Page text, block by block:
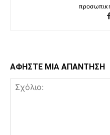
ΑΦΗΣΤΕ ΜΙΑ ΑΠΑΝΤΗΣΗ